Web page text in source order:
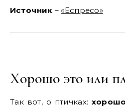
Источник – «Еспресо»
Хорошо это или
Так вот, о птичках: